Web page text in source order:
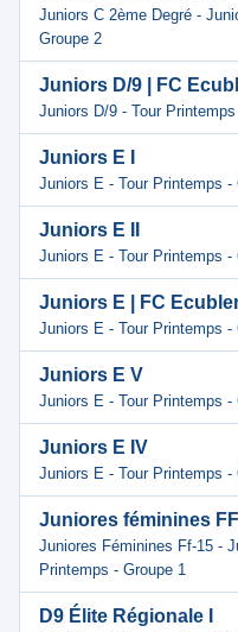
Juniors C 2ème Degré -
Groupe 2
Juniors D/9 | FC
Juniors D/9 - Tour
Juniors E I
Juniors E - Tour Printemps -
Juniors E II
Juniors E - Tour Printemps -
Juniors E | FC
Juniors E - Tour Printemps -
Juniors E V
Juniors E - Tour Printemps -
Juniors E IV
Juniors E - Tour Printemps -
Juniores féminines
Juniores Féminines Ff-15 -
Printemps - Groupe 1
D9 Élite Régionale I